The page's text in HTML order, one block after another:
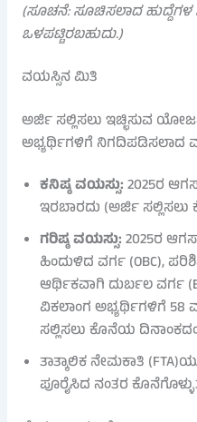
(ಸೂಚನೆ: ಸೂಚಿಸಲಾದ
ಒಳಪಟ್ಟಿರಬಹುದು.)
ವಯಸ್ಸಿನ ಮಿತಿ
ಅರ್ಜಿ ಸಲ್ಲಿಸಲು ಇಚ್ಛಿಸುವ
ಅಭ್ಯರ್ಥಿಗಳಿಗೆ ನಿಗದಿಪಡಿಸಲಾದ
ಕನಿಷ್ಠ ವಯಸ್ಸು:2025ರ
ಇರಬಾರದು (ಅರ್ಜಿ
ಗರಿಷ್ಠ ವಯಸ್ಸು:2025ರ
ಹಿಂದುಳಿದ ವರ್ಗ (OBC),
ಆರ್ಥಿಕವಾಗಿ ದುರ್ಬಲ ವರ್ಗ
ವಿಕಲಾಂಗ ಅಭ್ಯರ್ಥಿಗಳಿಗೆ 58
ಸಲ್ಲಿಸಲು ಕೊನೆಯ
ತಾತ್ಕಾಲಿಕ ನೇಮಕಾತಿ
ಪೂರೈಸಿದ ನಂತರ